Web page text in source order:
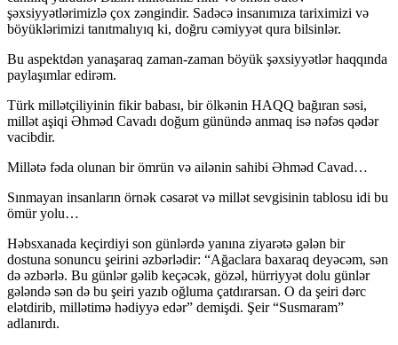
şəxsiyyətlərimizlə çox zəngindir. Sadəcə insanımıza tariximizi və
böyüklərimizi tanıtmalıyıq ki, doğru cəmiyyət qura bilsinlər.
Bu aspektdən yanaşaraq zaman-zaman böyük şəxsiyyətlər haqqında
paylaşımlar edirəm.
Türk millətçiliyinin fikir babası, bir ölkənin HAQQ bağıran səsi,
millət aşiqi Əhməd Cavadı doğum günündə anmaq isə nəfəs qədər
vacibdir.
Millətə fəda olunan bir ömrün və ailənin sahibi Əhməd Cavad…
Sınmayan insanların örnək cəsarət və millət sevgisinin tablosu idi bu
ömür yolu…
Həbsxanada keçirdiyi son günlərdə yanına ziyarətə gələn bir
dostuna sonuncu şeirini əzbərlədir: “Ağaclara baxaraq deyəcəm, sən
də əzbərlə. Bu günlər gəlib keçəcək, gözəl, hürriyyət dolu günlər
gələndə sən də bu şeiri yazıb oğluma çatdırarsan. O da şeiri dərc
elətdirib, millətimə hədiyyə edər” demişdi. Şeir “Susmaram”
adlanırdı.